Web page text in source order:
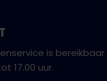
is
17.00 uur.